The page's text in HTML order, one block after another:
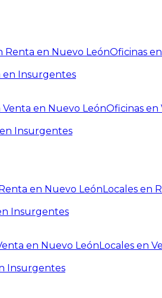
Renta en Nuevo LeónOficinas
en Insurgentes
Venta en Nuevo LeónOficinas
Insurgentes
en Nuevo LeónLocales en
Insurgentes
en Nuevo LeónLocales en
Insurgentes